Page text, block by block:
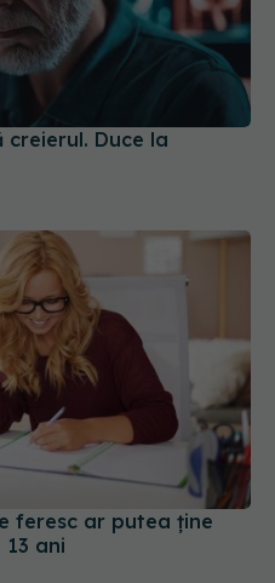
Duce la
feresc ar putea ține
ani